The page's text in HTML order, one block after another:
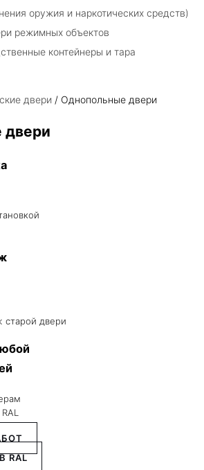
оружия и наркотических средств)
режимных объектов
контейнеры и тара
двери / Однопольные двери
двери
старой двери
RAL